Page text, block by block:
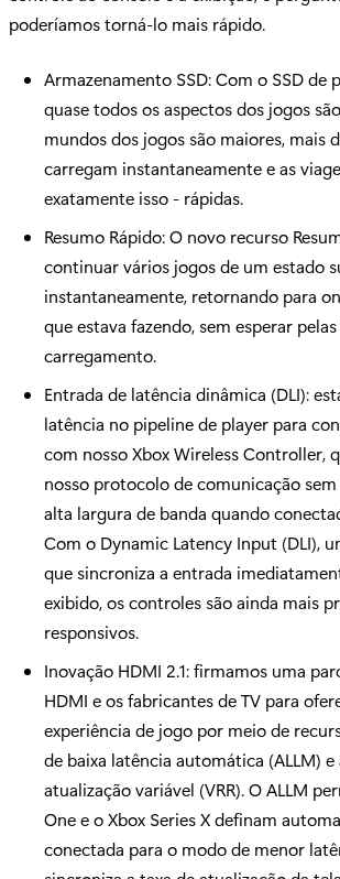
poderíamos torná-lo mais rápido.
Armazenamento SSD: Com o SSD de
quase todos os aspectos dos jogos
mundos dos jogos são maiores, mais
carregam instantaneamente e as
exatamente isso - rápidas.
Resumo Rápido: O novo recurso
continuar vários jogos de um estado
instantaneamente, retornando para
que estava fazendo, sem esperar
carregamento.
Entrada de latência dinâmica (DLI):
latência no pipeline de player para
com nosso Xbox Wireless Controller,
nosso protocolo de comunicação
alta largura de banda quando
Com o Dynamic Latency Input (DLI),
que sincroniza a entrada
exibido, os controles são ainda mais
responsivos.
Inovação HDMI 2.1: firmamos uma
HDMI e os fabricantes de TV para
experiência de jogo por meio de
de baixa latência automática (ALLM) e
atualização variável (VRR). O ALLM
One e o Xbox Series X definam
conectada para o modo de menor